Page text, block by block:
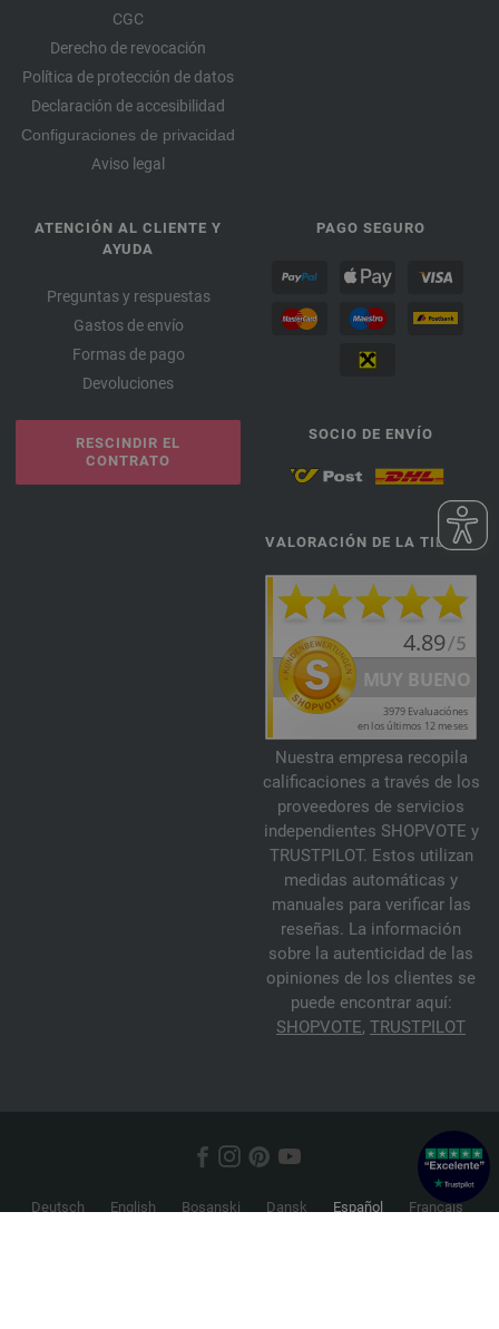
CGC
Derecho de revocación
Política de protección de datos
Declaración de accesibilidad
Configuraciones de privacidad
Aviso legal
ATENCIÓN AL CLIENTE Y
AYUDA
Preguntas y respuestas
Gastos de envío
Formas de pago
Devoluciones
RESCINDIR EL
CONTRATO
PAGO SEGURO
SOCIO DE ENVÍO
VALORACIÓN DE LA TIENDA
Nuestra empresa recopila
calificaciones a través de los
proveedores de servicios
independientes SHOPVOTE y
TRUSTPILOT. Estos utilizan
medidas automáticas y
manuales para verificar las
reseñas. La información
sobre la autenticidad de las
opiniones de los clientes se
puede encontrar aquí:
SHOPVOTE, TRUSTPILOT
Deutsch English Bosanski Dansk Español
Français